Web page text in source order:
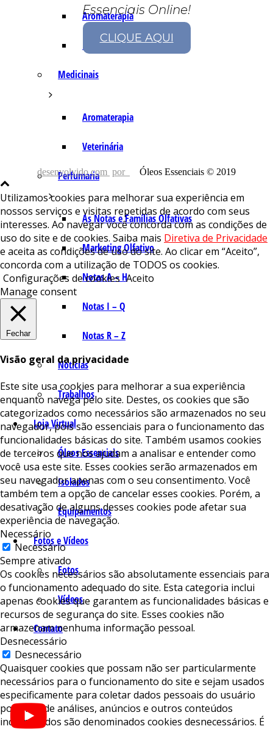
Aromaterapia
Fórmulas Caseiras
Medicinais
Aromaterapia
Veterinária
Perfumaria
As Notas e Famílias Olfativas
Marketing Olfativo
Notas A – H
Notas I – Q
Notas R – Z
Notícias
Trabalhos
Loja Virtual
Óleos Essenciais
Isolados
Equipamentos
Fotos e Vídeos
Fotos
Vídeos
Contato
Essenciais Online!
CLIQUE AQUI
desenvolvido com por Óleos Essenciais © 2019
Utilizamos cookies para melhorar sua experiência em
nossos serviços e visitas repetidas de acordo com seus
interesses. Ao navegar você concorda com as condições de
uso do site e de cookies. Saiba mais Diretiva de Privacidade
e aceita as condições de uso do site. Ao clicar em “Aceito”,
concorda com a utilização de TODOS os cookies.
Configurações de cookies Aceito
Manage consent
Fechar
Visão geral da privacidade
Este site usa cookies para melhorar a sua experiência
enquanto navega pelo site. Destes, os cookies que são
categorizados como necessários são armazenados no seu
navegador, pois são essenciais para o funcionamento das
funcionalidades básicas do site. Também usamos cookies
de terceiros que nos ajudam a analisar e entender como
você usa este site. Esses cookies serão armazenados em
seu navegador apenas com o seu consentimento. Você
também tem a opção de cancelar esses cookies. Porém, a
desativação de alguns desses cookies pode afetar sua
experiência de navegação.
Necessário
Necessário
Sempre ativado
Os cookies necessários são absolutamente essenciais para
o funcionamento adequado do site. Esta categoria inclui
apenas cookies que garantem as funcionalidades básicas e
recursos de segurança do site. Esses cookies não
armazenam nenhuma informação pessoal.
Desnecessário
Desnecessário
Quaisquer cookies que possam não ser particularmente
necessários para o funcionamento do site e sejam usados ​​
especificamente para coletar dados pessoais do usuário
por meio de análises, anúncios e outros conteúdos
incorporados são denominados cookies desnecessários. É